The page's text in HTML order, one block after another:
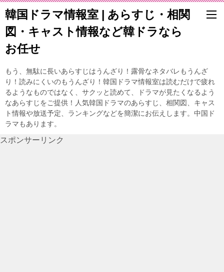
韓国ドラマ情報室 | あらすじ・相関
図・キャスト情報など韓ドラなら
お任せ
もう、無駄に長いあらすじはうんざり！露骨なネタバレもうんざ
り！読みにくいのもうんざり！韓国ドラマ情報室は読むだけで疲れ
るようなものではなく、サクッと読めて、ドラマが見たくなるよう
なあらすじをご提供！人気韓国ドラマのあらすじ、相関図、キャス
ト情報や放送予定、ランキングなどを簡潔にお伝えします。中国ド
ラマもあります。
スポンサーリンク